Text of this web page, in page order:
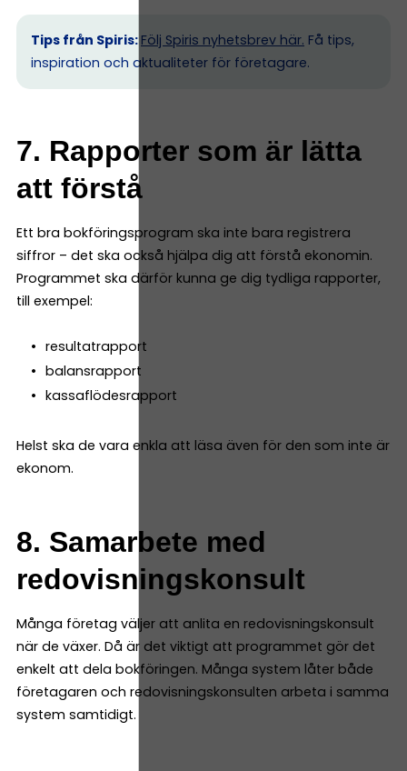
Tips från Spiris: Följ Spiris nyhetsbrev här. Få tips,
inspiration och aktualiteter för företagare.
7. Rapporter som är lätta
att förstå
Ett bra bokföringsprogram ska inte bara registrera
siffror – det ska också hjälpa dig att förstå ekonomin.
Programmet ska därför kunna ge dig tydliga rapporter,
till exempel:
resultatrapport
balansrapport
kassaflödesrapport
Helst ska de vara enkla att läsa även för den som inte är
ekonom.
8. Samarbete med
redovisningskonsult
Många företag väljer att anlita en redovisningskonsult
när de växer. Då är det viktigt att programmet gör det
enkelt att dela bokföringen. Många system låter både
företagaren och redovisningskonsulten arbeta i samma
system samtidigt.